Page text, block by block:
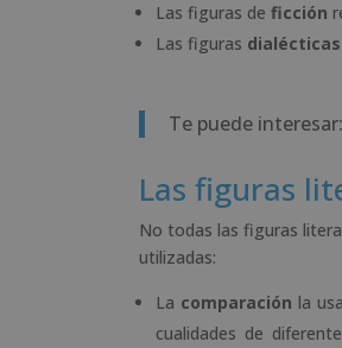
Las figuras de ficción
Las figuras dialécticas
Te puede interesar:
Las figuras
No todas las figuras
utilizadas:
La comparación la
cualidades de